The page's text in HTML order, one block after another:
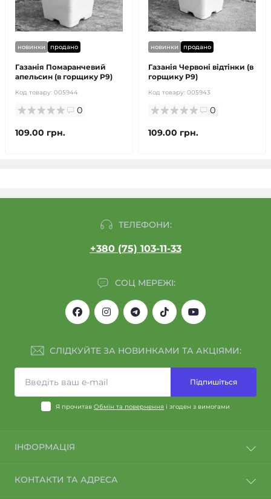
новинки продано
Газанія Помаранчевий
апельсин (в горщику Р9)
Код товару: 005944
0
109.00 грн.
новинки продано
Газанія Червоні відтінки (в
горщику Р9)
Код товару: 005943
0
109.00 грн.
ТЕЛЕФОНИ:
+380 (75) 103-11-33
СОЦ МЕРЕЖІ:
СЛІДКУЙТЕ ЗА НОВИНКАМИ ТА АКЦІЯМИ:
Підпишіться
Я прочитав Обмін та повернення і згоден з вимогами
ІНФОРМАЦІЯ
Політика конфіденційності
КОНТАКТИ ТА АДРЕСА